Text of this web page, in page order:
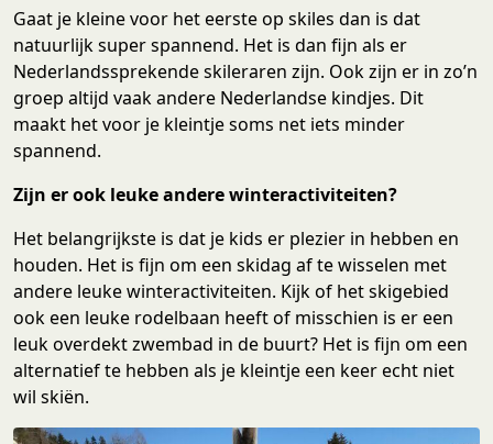
Gaat je kleine voor het eerste op skiles dan is dat
natuurlijk super spannend. Het is dan fijn als er
Nederlandssprekende skileraren zijn. Ook zijn er in zo’n
groep altijd vaak andere Nederlandse kindjes. Dit
maakt het voor je kleintje soms net iets minder
spannend.
Zijn er ook leuke andere winteractiviteiten?
Het belangrijkste is dat je kids er plezier in hebben en
houden. Het is fijn om een skidag af te wisselen met
andere leuke winteractiviteiten. Kijk of het skigebied
ook een leuke rodelbaan heeft of misschien is er een
leuk overdekt zwembad in de buurt? Het is fijn om een
alternatief te hebben als je kleintje een keer echt niet
wil skiën.